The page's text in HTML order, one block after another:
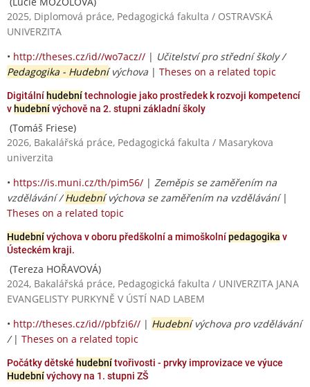
2025, Diplomová práce, Pedagogická fakulta / OSTRAVSKÁ
UNIVERZITA
• http://theses.cz/id//wo7acz// | Učitelství pro střední školy /
Pedagogika - Hudebnívýchova | Theses on a related topic
Digitální hudebnítechnologie jako prostředek k rozvoji kompetencí
v hudebnívýchově na 2. stupni základní školy
(Tomáš Friese)
2026, Bakalářská práce, Pedagogická fakulta / Masarykova
univerzita
• https://is.muni.cz/th/pim56/ | Zeměpis se zaměřením na
vzdělávání /Hudebnívýchova se zaměřením na vzdělávání|
Theses on a related topic
Hudebnívýchova v oboru předškolní a mimoškolnípedagogika v
Ústeckém kraji.
(Tereza HOŘAVOVÁ)
2024, Bakalářská práce, Pedagogická fakulta / UNIVERZITA JANA
EVANGELISTY PURKYNĚ V ÚSTÍ NAD LABEM
• http://theses.cz/id//pbfzi6// | Hudebnívýchova pro vzdělávání
/ | Theses on a related topic
Počátky dětské hudebnítvořivosti - prvky improvizace ve výuce
Hudebnívýchovy na 1. stupni ZŠ